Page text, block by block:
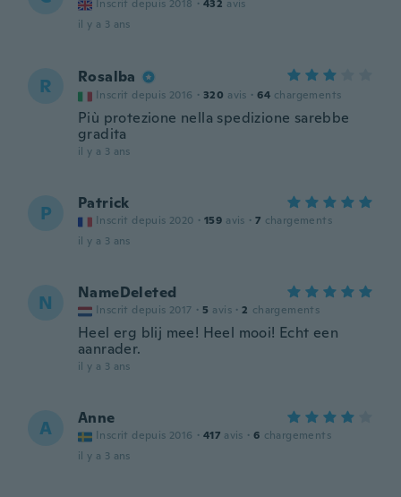
Inscrit depuis 2018 · 432 avis
il y a 3 ans
R Rosalba
Inscrit depuis 2016 · 320 avis · 64 chargements
Più protezione nella spedizione sarebbe
gradita
il y a 3 ans
P Patrick
Inscrit depuis 2020 · 159 avis · 7 chargements
il y a 3 ans
N NameDeleted
Inscrit depuis 2017 · 5 avis · 2 chargements
Heel erg blij mee! Heel mooi! Echt een
aanrader.
il y a 3 ans
A Anne
Inscrit depuis 2016 · 417 avis · 6 chargements
il y a 3 ans